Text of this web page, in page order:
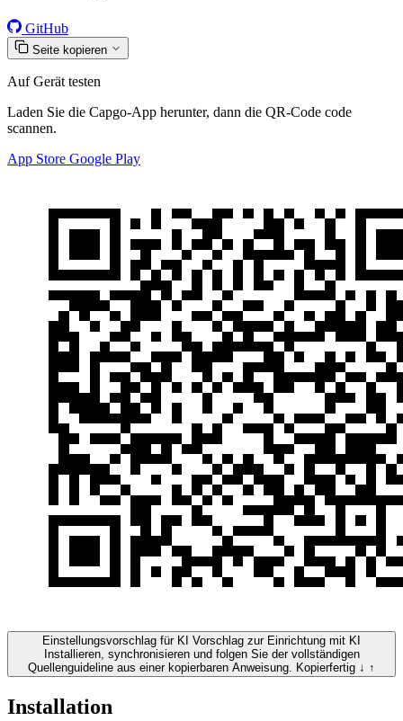
GitHub
Seite kopieren
Auf Gerät testen
Laden Sie die Capgo-App herunter, dann die QR-Code code
scannen.
App Store Google Play
Einstellungsvorschlag für KI Vorschlag zur Einrichtung mit KI
Installieren, synchronisieren und folgen Sie der vollständigen
Quellenguideline aus einer kopierbaren Anweisung. Kopierfertig ↓ ↑
Installation